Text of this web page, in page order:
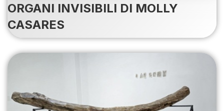
ORGANI INVISIBILI DI MOLLY
CASARES